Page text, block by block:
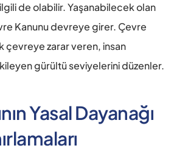
de olabilir. Yaşanabilecek olan
Kanunu devreye girer. Çevre
çevreye zarar veren, insan
gürültü seviyelerini düzenler.
Yasal Dayanağı